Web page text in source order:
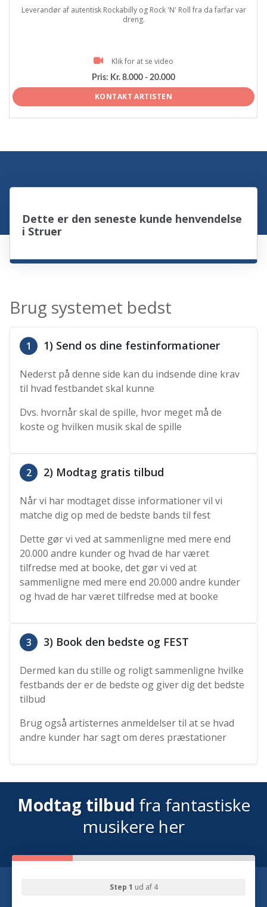
Leverandør af autentisk Rockabilly og Rock 'N' Roll fra da farfar var
dreng.
Klik for at se video
Pris: Kr. 8.000 - 20.000
KONTAKT ARTISTEN
Dette er den seneste kunde henvendelse
i Struer
Brug systemet bedst
1 1) Send os dine festinformationer
Nederst på denne side kan du indsende dine krav
til hvad festbandet skal kunne
Dvs. hvornår skal de spille, hvor meget må de
koste og hvilken musik skal de spille
2 2) Modtag gratis tilbud
Når vi har modtaget disse informationer vil vi
matche dig op med de bedste bands til fest
Dette gør vi ved at sammenligne med mere end
20.000 andre kunder og hvad de har været
tilfredse med at booke, det gør vi ved at
sammenligne med mere end 20.000 andre kunder
og hvad de har været tilfredse med at booke
3 3) Book den bedste og FEST
Dermed kan du stille og roligt sammenligne hvilke
festbands der er de bedste og giver dig det bedste
tilbud
Brug også artisternes anmeldelser til at se hvad
andre kunder har sagt om deres præstationer
Modtag tilbud fra fantastiske
musikere her
Step 1 ud af 4